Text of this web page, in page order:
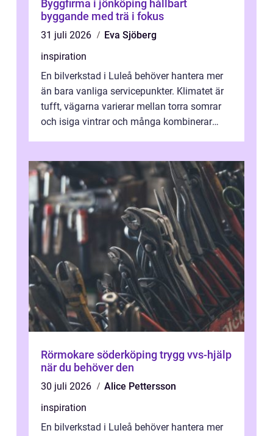
Byggfirma i jönköping hållbart
byggande med trä i fokus
31 juli 2026
Eva Sjöberg
inspiration
En bilverkstad i Luleå behöver hantera mer
än bara vanliga servicepunkter. Klimatet är
tufft, vägarna varierar mellan torra somrar
och isiga vintrar och många kombinerar
Rörmokare söderköping trygg vvs-hjälp
när du behöver den
30 juli 2026
Alice Pettersson
inspiration
En bilverkstad i Luleå behöver hantera mer